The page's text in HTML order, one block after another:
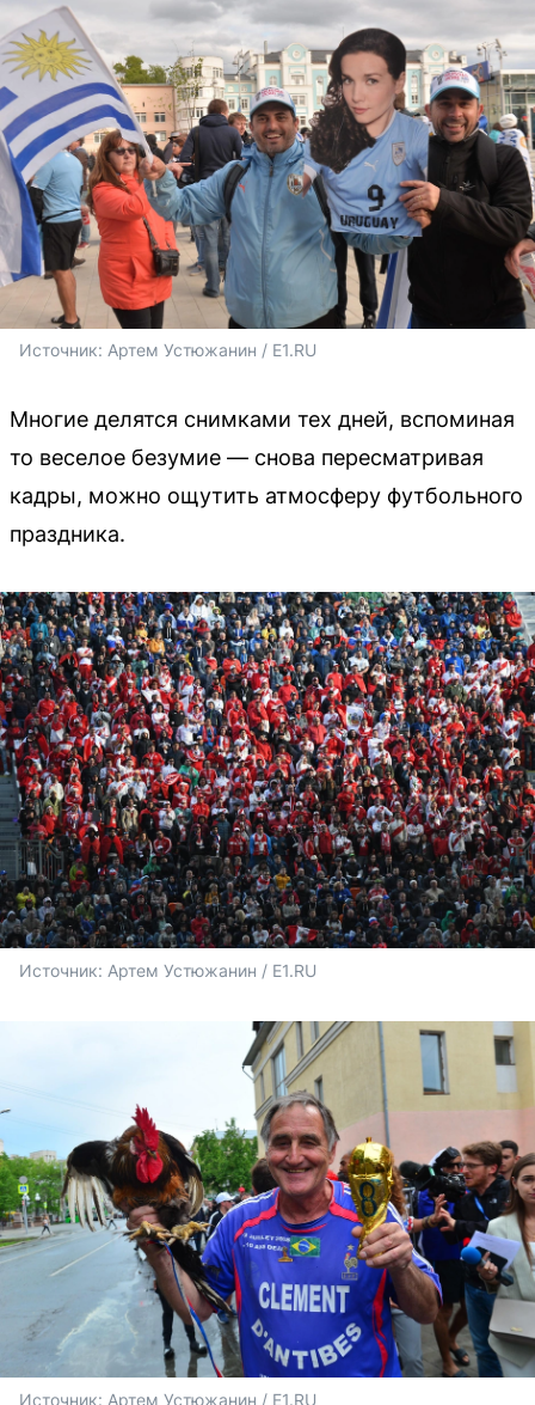
Источник: Артем Устюжанин / E1.RU
Многие делятся снимками тех дней, вспоминая
то веселое безумие — снова пересматривая
кадры, можно ощутить атмосферу футбольного
праздника.
Источник: Артем Устюжанин / E1.RU
Источник: Артем Устюжанин / E1.RU